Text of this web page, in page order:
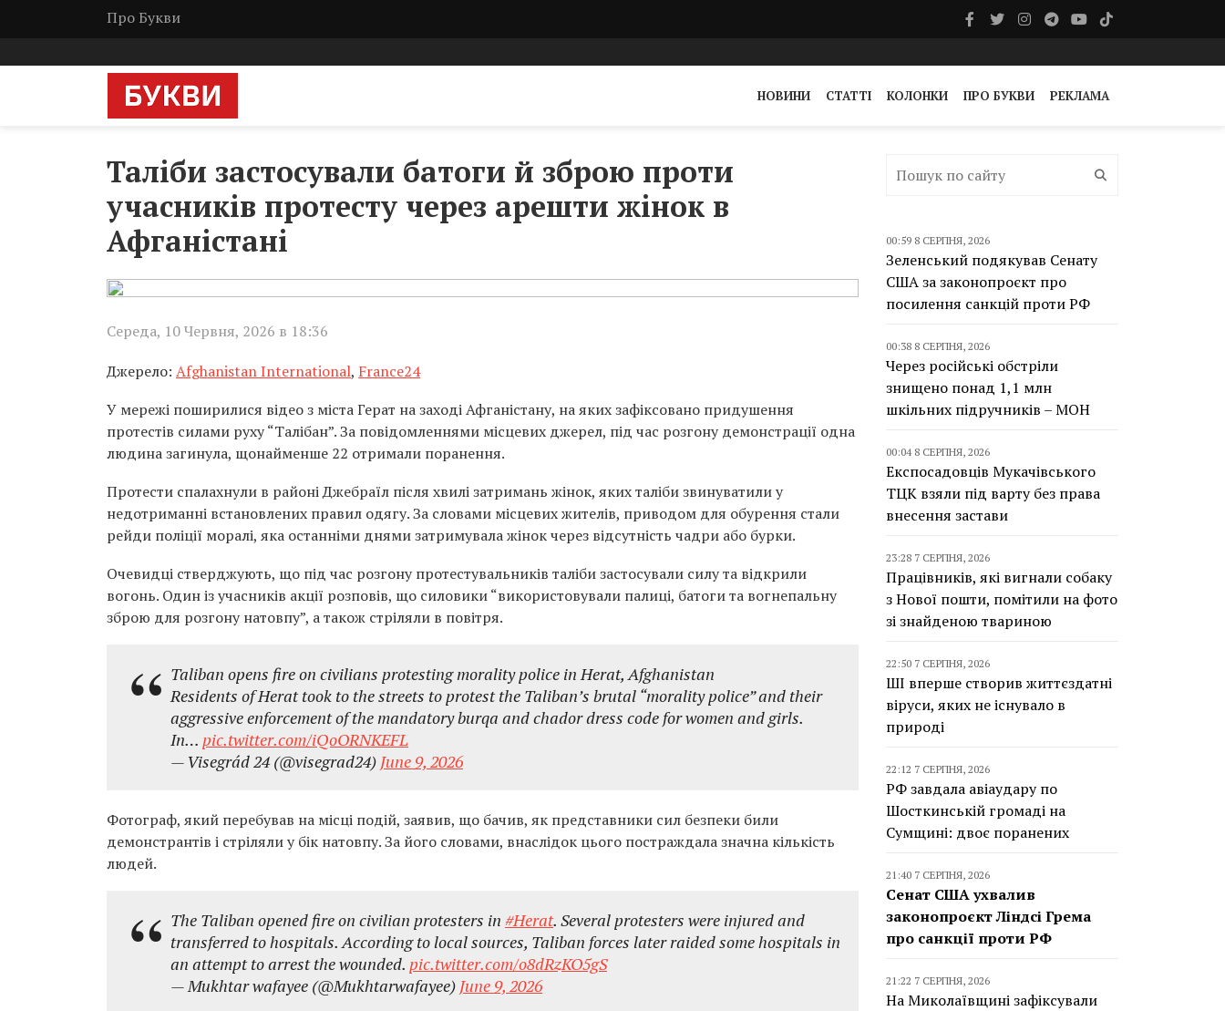
Про Букви
НОВИНИ СТАТТІ КОЛОНКИ ПРО БУКВИ РЕКЛАМА
Таліби застосували батоги й зброю проти
учасників протесту через арешти жінок в
Афганістані
Середа, 10 Червня, 2026 в 18:36
Джерело: Afghanistan International, France24
У мережі поширилися відео з міста Герат на заході Афганістану, на яких зафіксовано придушення
протестів силами руху “Талібан”. За повідомленнями місцевих джерел, під час розгону демонстрації одна
людина загинула, щонайменше 22 отримали поранення.
Протести спалахнули в районі Джебраїл після хвилі затримань жінок, яких таліби звинуватили у
недотриманні встановлених правил одягу. За словами місцевих жителів, приводом для обурення стали
рейди поліції моралі, яка останніми днями затримувала жінок через відсутність чадри або бурки.
Очевидці стверджують, що під час розгону протестувальників таліби застосували силу та відкрили
вогонь. Один із учасників акції розповів, що силовики “використовували палиці, батоги та вогнепальну
зброю для розгону натовпу”, а також стріляли в повітря.
Taliban opens fire on civilians protesting morality police in Herat, Afghanistan
Residents of Herat took to the streets to protest the Taliban’s brutal “morality police” and their
aggressive enforcement of the mandatory burqa and chador dress code for women and girls.
In… pic.twitter.com/iQoORNKEFL
— Visegrád 24 (@visegrad24) June 9, 2026
Фотограф, який перебував на місці подій, заявив, що бачив, як представники сил безпеки били
демонстрантів і стріляли у бік натовпу. За його словами, внаслідок цього постраждала значна кількість
людей.
The Taliban opened fire on civilian protesters in #Herat. Several protesters were injured and
transferred to hospitals. According to local sources, Taliban forces later raided some hospitals in
an attempt to arrest the wounded. pic.twitter.com/o8dRzKO5gS
— Mukhtar wafayee (@Mukhtarwafayee) June 9, 2026
00:59 8 СЕРПНЯ, 2026
Зеленський подякував Сенату
США за законопроєкт про
посилення санкцій проти РФ
00:38 8 СЕРПНЯ, 2026
Через російські обстріли
знищено понад 1,1 млн
шкільних підручників – МОН
00:04 8 СЕРПНЯ, 2026
Експосадовців Мукачівського
ТЦК взяли під варту без права
внесення застави
23:28 7 СЕРПНЯ, 2026
Працівників, які вигнали собаку
з Нової пошти, помітили на фото
зі знайденою твариною
22:50 7 СЕРПНЯ, 2026
ШІ вперше створив життєздатні
віруси, яких не існувало в
природі
22:12 7 СЕРПНЯ, 2026
РФ завдала авіаудару по
Шосткинській громаді на
Сумщині: двоє поранених
21:40 7 СЕРПНЯ, 2026
Сенат США ухвалив
законопроєкт Ліндсі Грема
про санкції проти РФ
21:22 7 СЕРПНЯ, 2026
На Миколаївщині зафіксували